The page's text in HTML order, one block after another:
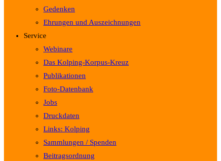
Gedenken
Ehrungen und Auszeichnungen
Service
Webinare
Das Kolping-Korpus-Kreuz
Publikationen
Foto-Datenbank
Jobs
Druckdaten
Links: Kolping
Sammlungen / Spenden
Beitragsordnung